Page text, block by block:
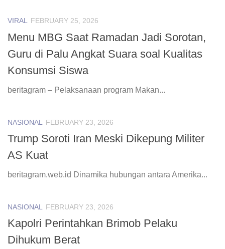
VIRAL FEBRUARY 25, 2026
Menu MBG Saat Ramadan Jadi Sorotan,
Guru di Palu Angkat Suara soal Kualitas
Konsumsi Siswa
beritagram – Pelaksanaan program Makan...
NASIONAL FEBRUARY 23, 2026
Trump Soroti Iran Meski Dikepung Militer
AS Kuat
beritagram.web.id Dinamika hubungan antara Amerika...
NASIONAL FEBRUARY 23, 2026
Kapolri Perintahkan Brimob Pelaku
Dihukum Berat